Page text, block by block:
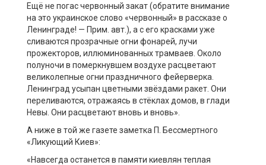
Ещё не погас червонный закат (обратите внимание
на это украинское слово «червонный» в рассказе о
Ленинграде! — Прим. авт.), а с его красками уже
сливаются прозрачные огни фонарей, лучи
прожекторов, иллюминованных трамваев. Около
полуночи в померкнувшем воздухе расцветают
великолепные огни праздничного фейерверка.
Ленинград усыпан цветными звёздами ракет. Они
переливаются, отражаясь в стёклах домов, в глади
Невы. Они расцветают вновь и вновь».
А ниже в той же газете заметка П. Бессмертного
«Ликующий Киев»:
«Навсегда останется в памяти киевлян теплая